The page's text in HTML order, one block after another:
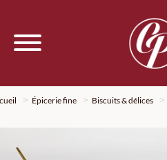
Épicerie fine Biscuits & délices